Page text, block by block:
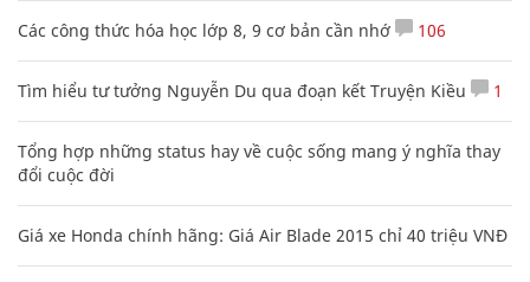
Các công thức hóa học lớp 8, 9 cơ bản cần nhớ 106
Tìm hiểu tư tưởng Nguyễn Du qua đoạn kết Truyện Kiều 1
Tổng hợp những status hay về cuộc sống mang ý nghĩa thay
đổi cuộc đời
Giá xe Honda chính hãng: Giá Air Blade 2015 chỉ 40 triệu VNĐ